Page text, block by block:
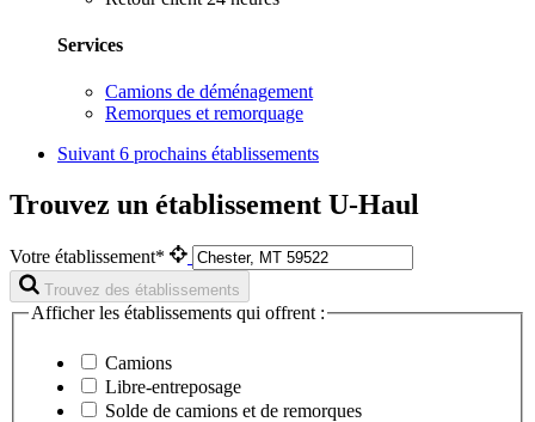
Services
Camions de déménagement
Remorques et remorquage
Suivant 6 prochains établissements
Trouvez un établissement U-Haul
Votre établissement*
Trouvez des établissements
Afficher les établissements qui offrent :
Camions
Libre-entreposage
Solde de camions et de remorques